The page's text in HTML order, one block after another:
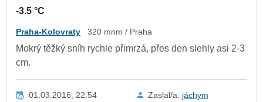
-3.5 °C
Praha-Kolovraty 320 mnm / Praha
Mokrý těžký sníh rychle přimrzá, přes den slehly asi 2-3
cm.
01.03.2016, 22:54 Zaslal/a: jáchym